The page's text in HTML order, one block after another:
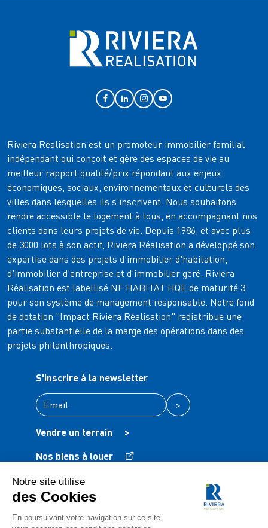
Riviera Réalisation est un promoteur immobilier familial
indépendant qui conçoit et gère des espaces de vie au
meilleur rapport qualité/prix répondant aux enjeux
économiques, sociaux, environnementaux et culturels des
villes dans lesquelles ils s'inscrivent. Nous souhaitons
rendre accessible le logement à tous, en accompagnant nos
clients dans leurs projets de vie. Depuis 1986, et avec plus
de 3000 lots à son actif, Riviera Réalisation a développé son
expertise dans des projets d'immobilier d'habitation,
d'immobilier d'entreprise et d'immobilier géré. Riviera
Réalisation est labellisé NF HABITAT HQE de maturité 3
pour son système de management responsable. Notre fond
de dotation "Impact Riviera Réalisation" redistribue une
partie substantielle de la marge des opérations dans des
projets philanthropiques.
S'inscrire à la newsletter
>
Vendre un terrain
>
Nos biens à louer